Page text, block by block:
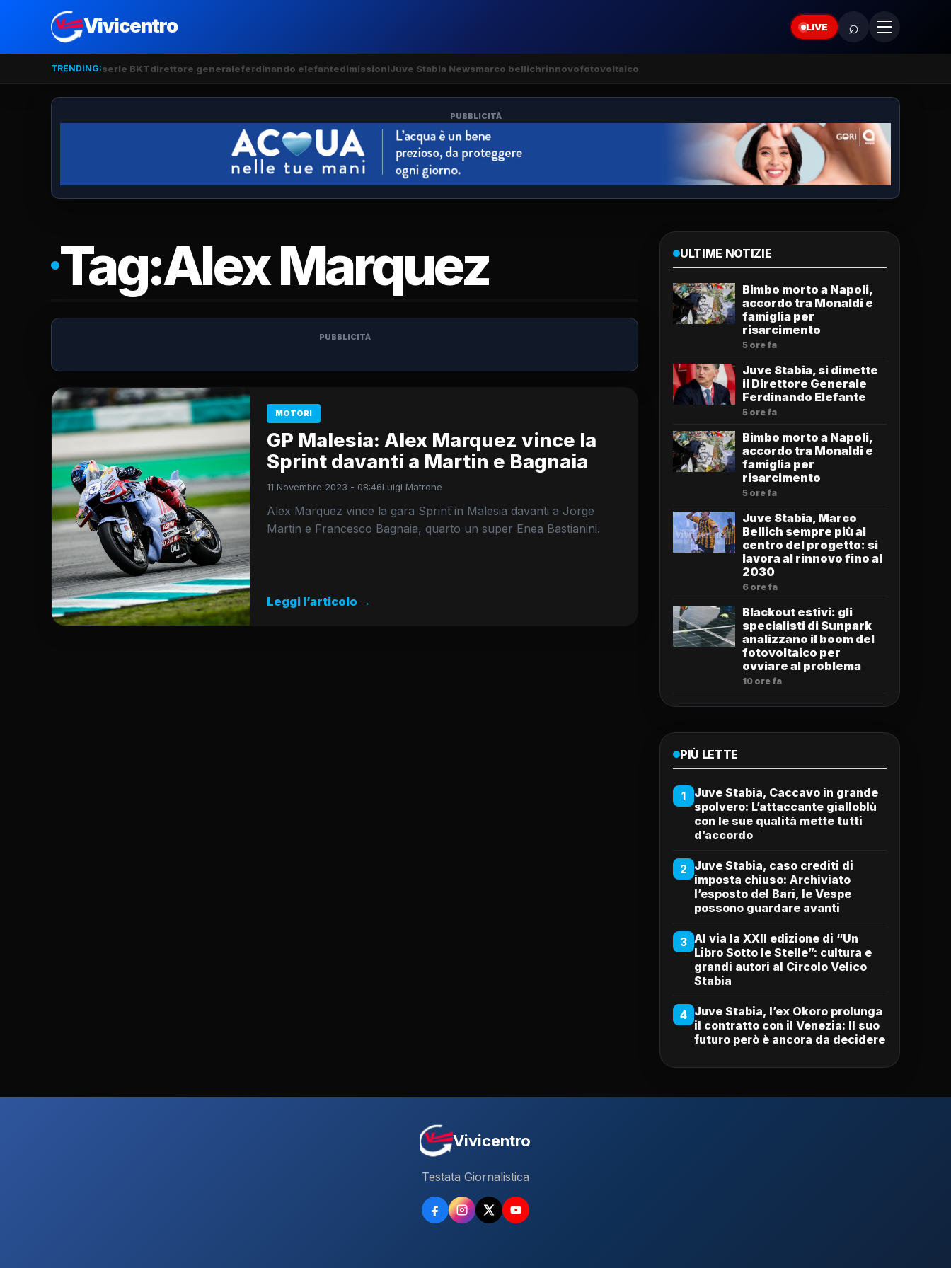
Vivicentro LIVE ⌕
TRENDING:serie BKTdirettore generaleferdinando elefantedimissioniJuve Stabia Newsmarco bellichrinnovofotovoltaico
PUBBLICITÀ
Tag:Alex Marquez
PUBBLICITÀ
MOTORI
GP Malesia: Alex Marquez vince la
Sprint davanti a Martin e Bagnaia
11 Novembre 2023 - 08:46Luigi Matrone
Alex Marquez vince la gara Sprint in Malesia davanti a Jorge
Martin e Francesco Bagnaia, quarto un super Enea Bastianini.
Leggi l’articolo →
ULTIME NOTIZIE
Bimbo morto a Napoli,
accordo tra Monaldi e
famiglia per
risarcimento
5 ore fa
Juve Stabia, si dimette
il Direttore Generale
Ferdinando Elefante
5 ore fa
Bimbo morto a Napoli,
accordo tra Monaldi e
famiglia per
risarcimento
5 ore fa
Juve Stabia, Marco
Bellich sempre più al
centro del progetto: si
lavora al rinnovo fino al
2030
6 ore fa
Blackout estivi: gli
specialisti di Sunpark
analizzano il boom del
fotovoltaico per
ovviare al problema
10 ore fa
PIÙ LETTE
1
Juve Stabia, Caccavo in grande
spolvero: L’attaccante gialloblù
con le sue qualità mette tutti
d’accordo
2 Juve Stabia, caso crediti di
imposta chiuso: Archiviato
l’esposto del Bari, le Vespe
possono guardare avanti
3 Al via la XXII edizione di “Un
Libro Sotto le Stelle”: cultura e
grandi autori al Circolo Velico
Stabia
4 Juve Stabia, l’ex Okoro prolunga
il contratto con il Venezia: Il suo
futuro però è ancora da decidere
Vivicentro
Testata Giornalistica